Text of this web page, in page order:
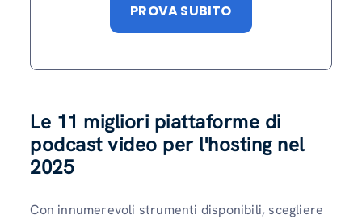
PROVA SUBITO
Le 11 migliori piattaforme di
podcast video per l'hosting nel
2025
Con innumerevoli strumenti disponibili, scegliere